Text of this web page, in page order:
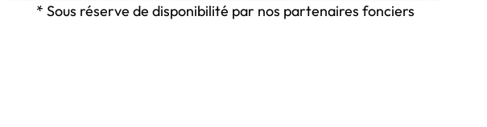
* Sous réserve de disponibilité par nos partenaires fonciers